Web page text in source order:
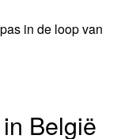
in de loop van
België